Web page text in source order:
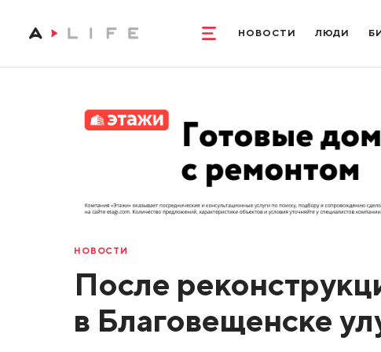
НОВОСТИ ЛЮДИ
НОВОСТИ
После
в Благовещенске